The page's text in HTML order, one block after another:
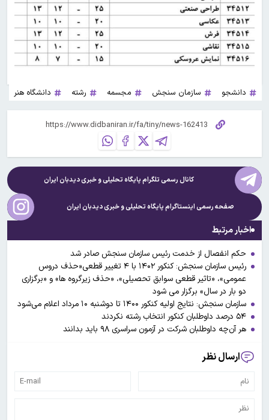
دانشجو سازمان سنجش مجسمه رشته دانشگاه هنر
کانال رسمی تلگرام پایگاه تحلیلی و خبریدیدبان ایران
صفحه رسمی اینستاگرام پایگاه تحلیلی و خبریدیدبان ایران
اخبار مرتبط
حکم انفصال از خدمت رئیس سازمان سنجش صادر شد
رئیس سازمان سنجش: کنکور ۱۴۰۲ با ۴ تغییر قطعی«حذف دروس
عمومی»، «تاثیر قطعی سوابق تحصیلی»، «حذف زیرگروه ها» و «برگزاری
دو بار در سال» برگزار می شود
سازمان سنجش: نتایج اولیه کنکور ۱۴۰۰ تا دوشنبه ۱۰ مرداد اعلام می‌شود
۵۴ درصد داوطلبان کنکور انتخاب رشته نکردند
هر آن‌چه داوطلبان شرکت در آزمون سراسری ۹۸ باید بدانند
ارسال نظر